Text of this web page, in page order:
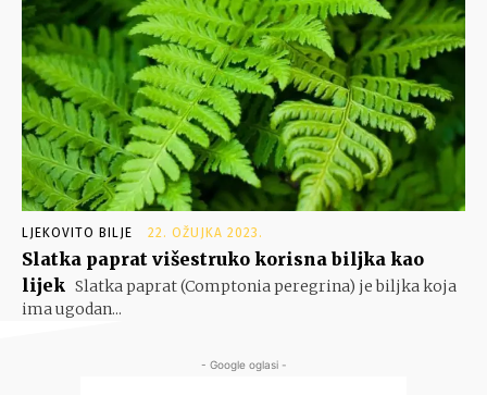
LJEKOVITO BILJE 22. OŽUJKA 2023.
Slatka paprat višestruko korisna biljka kao
lijek Slatka paprat (Comptonia peregrina) je biljka koja
ima ugodan...
- Google oglasi -